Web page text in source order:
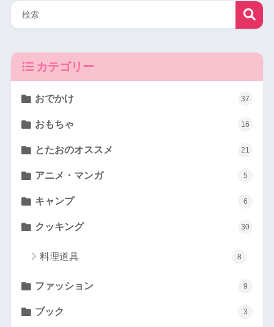
カテゴリー
おでかけ 37
おもちゃ 16
とたおのオススメ 21
アニメ・マンガ 5
キャンプ 6
クッキング 30
料理道具 8
ファッション 9
ブック 3